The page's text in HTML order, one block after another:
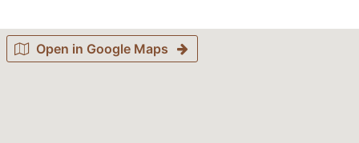
Open in Google Maps